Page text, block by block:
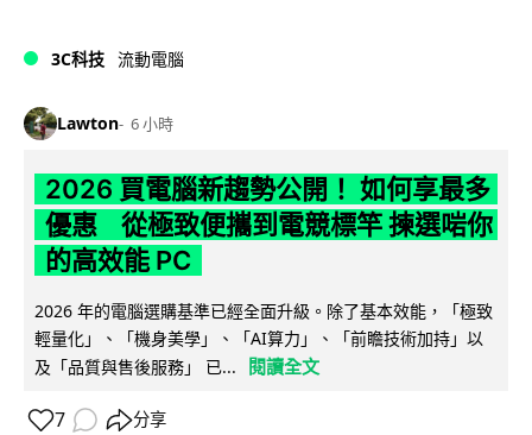
3C科技 流動電腦
Lawton 6 小時
2026 買電腦新趨勢公開！ 如何享最多
優惠 從極致便攜到電競標竿 揀選啱你
的高效能 PC
2026 年的電腦選購基準已經全面升級。除了基本效能，「極致
輕量化」、「機身美學」、「AI算力」、「前瞻技術加持」以
及「品質與售後服務」 已...
閱讀全文
7 分享